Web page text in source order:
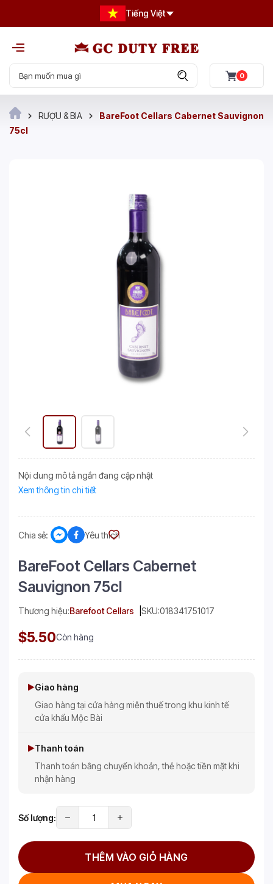
Tiếng Việt
0
RƯỢU & BIA
BareFoot Cellars Cabernet Sauvignon
75cl
Nội dung mô tả ngắn đang cập nhật
Xem thông tin chi tiết
Chia sẻ: Yêu thích
BareFoot Cellars Cabernet
Sauvignon 75cl
Thương hiệu:Barefoot Cellars SKU:018341751017
$5.50Còn hàng
Giao hàng
Giao hàng tại cửa hàng miễn thuế trong khu kinh tế
cửa khẩu Mộc Bài
Thanh toán
Thanh toán bằng chuyển khoản, thẻ hoặc tiền mặt khi
nhận hàng
Số lượng:
THÊM VÀO GIỎ HÀNG